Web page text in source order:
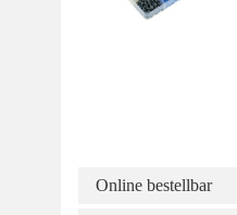
Online bestellbar